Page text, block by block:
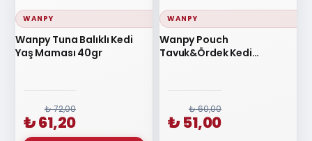
WANPY
Wanpy Tuna Balıklı Kedi
Yaş Maması 40gr
₺ 72,00
₺ 61,20
WANPY
Wanpy Pouch
Tavuk&Ördek Kedi
₺ 60,00
₺ 51,00